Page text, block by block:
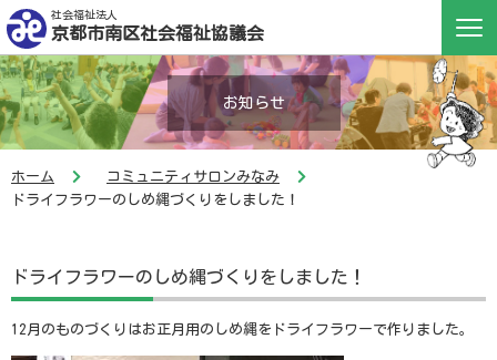
社会福祉法人
京都市南区社会福祉協議会
お知らせ
ホーム
コミュニティサロンみなみ
ドライフラワーのしめ縄づくりをしました！
ドライフラワーのしめ縄づくりをしました！
12月のものづくりはお正月用のしめ縄をドライフラワーで作りました。